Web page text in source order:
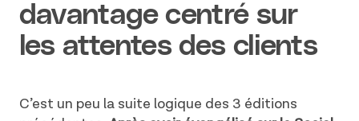
davantage centré sur
les attentes des clients
C’est un peu la suite logique des 3 éditions